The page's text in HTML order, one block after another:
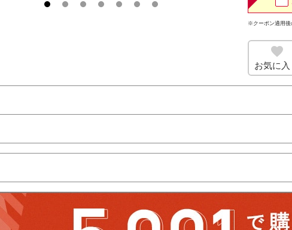
※クーポン適用後
お気に入